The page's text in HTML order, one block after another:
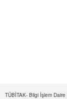
TÜBİTAK- Bilgi İşlem